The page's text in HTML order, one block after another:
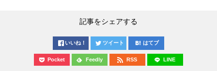
記事をシェアする
いいね！ ツイート はてブ
Pocket Feedly RSS LINE